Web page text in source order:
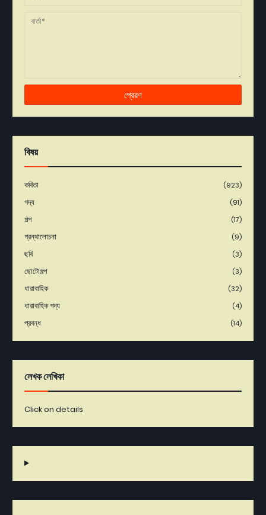
বিষয়
কবিতা (923)
গদ্য (91)
গল্প (17)
গ্রন্থালোচনা (9)
ছবি (3)
ছোটোগল্প (3)
ধারাবাহিক (32)
ধারাবাহিক গদ্য (4)
প্রবন্ধ (14)
লেখক লেখিকা
Click on details